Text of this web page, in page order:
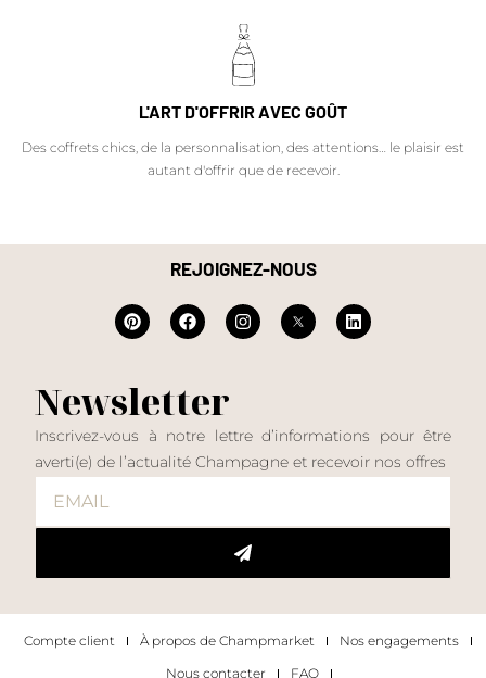
L'ART D'OFFRIR AVEC GOÛT
Des coffrets chics, de la personnalisation, des attentions… le plaisir est
autant d'offrir que de recevoir.
REJOIGNEZ-NOUS
Newsletter
Inscrivez-vous à notre lettre d’informations pour être
averti(e) de l’actualité Champagne et recevoir nos offres
Compte client À propos de Champmarket
Nos engagements
Nous contacter
FAQ